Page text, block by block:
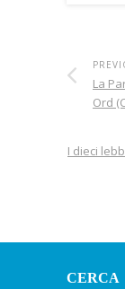
La
Ord
I dieci
CERCA